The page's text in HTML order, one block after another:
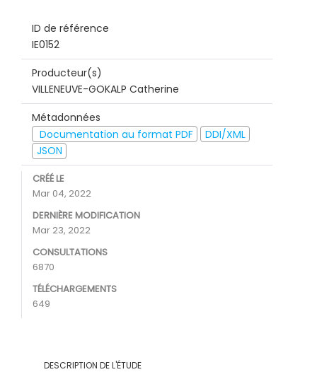
ID de référence
IE0152
Producteur(s)
VILLENEUVE-GOKALP Catherine
Métadonnées
Documentation au format PDF
DDI/XML
JSON
CRÉÉ LE
Mar 04, 2022
DERNIÈRE MODIFICATION
Mar 23, 2022
CONSULTATIONS
6870
TÉLÉCHARGEMENTS
649
DESCRIPTION DE L'ÉTUDE